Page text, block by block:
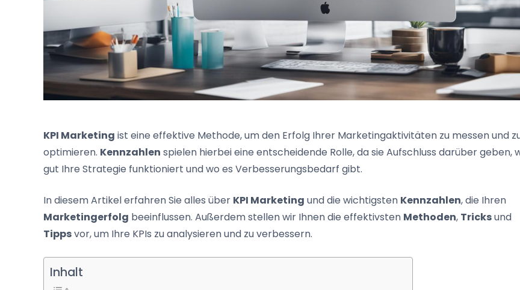
KPI Marketing ist eine effektive Methode, um den Erfolg Ihrer Marketingaktivitäten zu messen und
optimieren. Kennzahlen spielen hierbei eine entscheidende Rolle, da sie Aufschluss darüber geben,
gut Ihre Strategie funktioniert und wo es Verbesserungsbedarf gibt.
In diesem Artikel erfahren Sie alles über KPI Marketing und die wichtigsten Kennzahlen, die Ihren
Marketingerfolg beeinflussen. Außerdem stellen wir Ihnen die effektivsten Methoden, Tricksund
Tippsvor, um Ihre KPIs zu analysieren und zu verbessern.
Inhalt